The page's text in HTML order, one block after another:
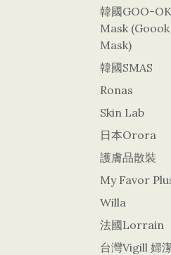
韓國GOO-OK
Mask (goook
Mask)
韓國SMAS
Ronas
Skin Lab
日本orora
護膚品散裝
My Favor
Willa
法國Lorrain
台灣vigill 婦